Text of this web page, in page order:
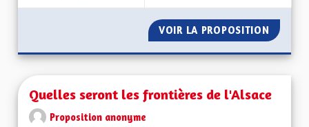
VOIR LA PROPOSITION
Quelles seront les frontières de l'Alsace
Proposition anonyme